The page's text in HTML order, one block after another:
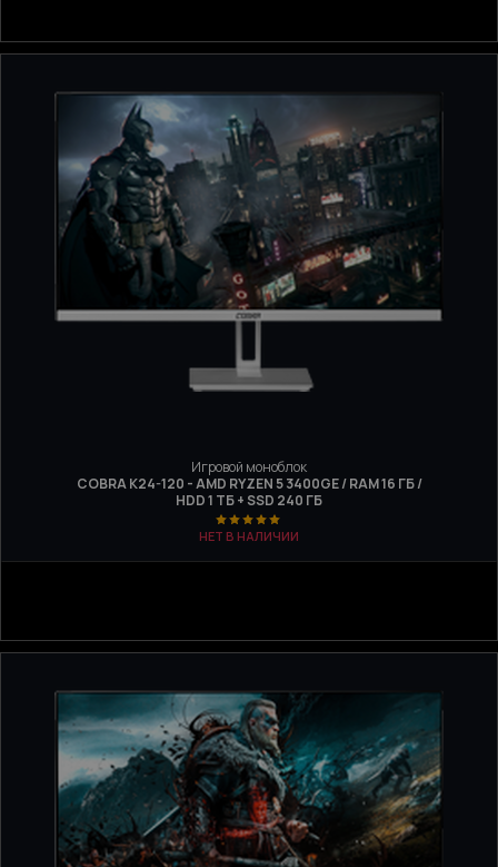
Игровой моноблок
COBRA K24-120 - AMD RYZEN 5 3400GE / RAM 16 ГБ /
HDD 1 ТБ + SSD 240 ГБ
НЕТ В НАЛИЧИИ